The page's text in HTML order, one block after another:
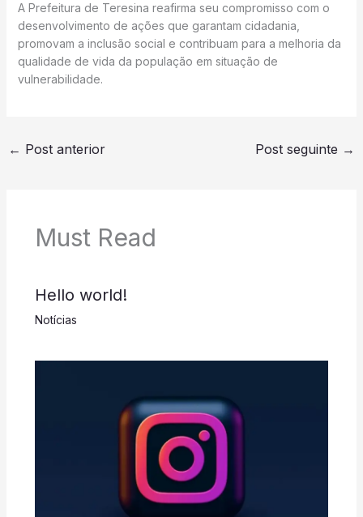
A Prefeitura de Teresina reafirma seu compromisso com o
desenvolvimento de ações que garantam cidadania,
promovam a inclusão social e contribuam para a melhoria da
qualidade de vida da população em situação de
vulnerabilidade.
← Post anterior Post seguinte →
Must Read
Hello world!
Notícias